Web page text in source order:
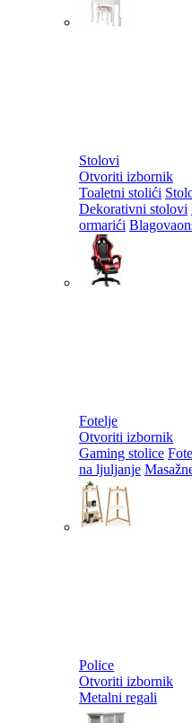
Stolovi
Otvoriti izbornik
Toaletni stolići
Dekorativni stolovi
ormarići
Fotelje
Otvoriti izbornik
Gaming stolice
na ljuljanje
Police
Otvoriti izbornik
Metalni regali